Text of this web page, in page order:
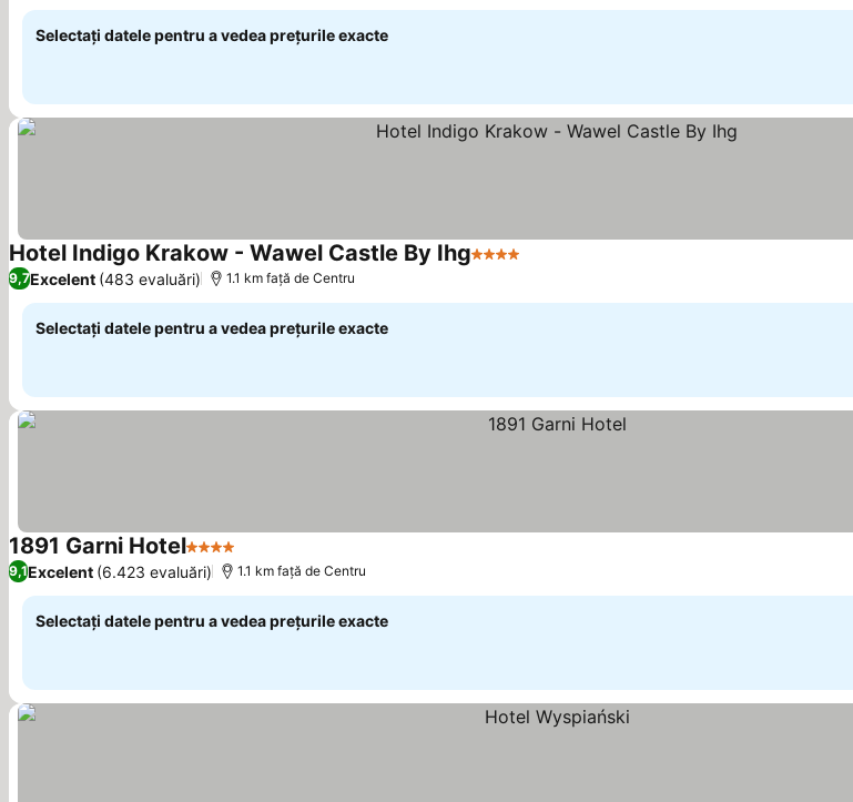
Selectați datele pentru a vedea prețurile exacte
Hotel Indigo Krakow - Wawel Castle By Ihg4 Stele
9,7Excelent (483 evaluări) 1.1 km faţă de Centru
Selectați datele pentru a vedea prețurile exacte
1891 Garni Hotel4 Stele
9,1Excelent (6.423 evaluări) 1.1 km faţă de Centru
Selectați datele pentru a vedea prețurile exacte